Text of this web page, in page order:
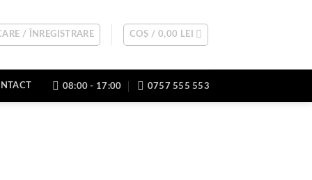
/ ÎNREGISTRARE COȘ / 0,00 LEI
08:00 - 17:00 0757 555 553